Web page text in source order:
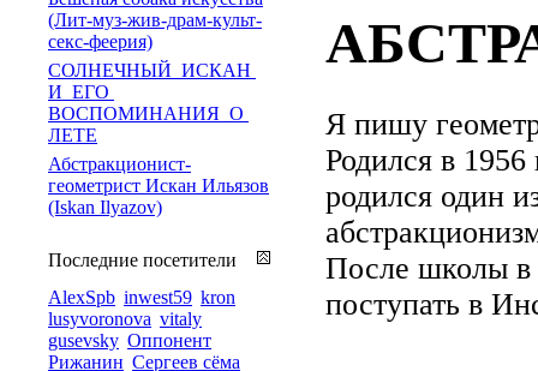
Я пишу
Родился в 1956
родился один
После школы в
поступать в
(Лит-муз-жив-драм-культ-
секс-феерия)
СОЛНЕЧНЫЙ ИСКАН
И ЕГО
ВОСПОМИНАНИЯ О
ЛЕТЕ
Абстракционист-
геометрист Искан Ильязов
(Iskan Ilyazov)
Последние посетители
AlexSpb inwest59 kron
lusyvoronova vitaly
gusevsky Оппонент
Рижанин Сергеев сёма